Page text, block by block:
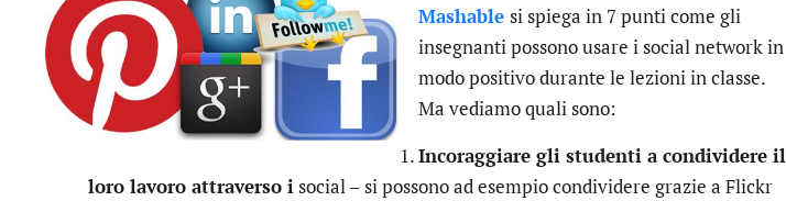
Mashable si spiega in 7 punti come gli
insegnanti possono usare i social network in
modo positivo durante le lezioni in classe.
Ma vediamo quali sono:
Incoraggiare gli studenti a condividere il
loro lavoro attraverso i social – si possono ad esempio condividere grazie a Flickr